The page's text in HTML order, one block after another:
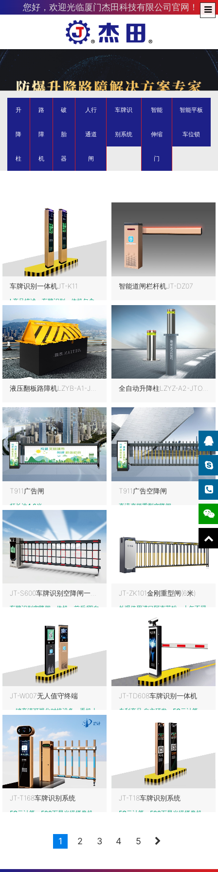
您好，欢迎光临厦门杰田科技有限公司官网！
升
降
柱
路
障
机
破
胎
器
人行
通道
闸
车牌识
别系统
智能
伸缩
门
智能平板
车位锁
车牌识别一体机JT-K11
l 产品描述：车牌识别一体机包含
万高清车牌识别一体机、LED-
V12-12-N /内置1
智能道闸栏杆机JT-DZ07
T911广告闸
杆长达4.6米
T911广告空降闸
直流变频重型空降闸
车牌识别空降闸一体机、前后/双向
JT-ZK101金刚重型闸(6米)
外观使用进口阿克苏粉，十年不褪
JT-W007无人值守终端
一键高清可视化对接设备、手机上
进行支持双向视频对接、模块化部
件，维护简单
JT-TD608车牌识别一体机
专利产品 自主研发、5G云计算、
18.5寸LCD液晶广告屏、500万星
JT-T168车牌识别系统
5G云计算、500万星光级摄像机、
网、18.5寸LCD液晶广告屏、LED
JT-T18车牌识别系统
5G云计算、500万星光级摄像机、
1 2 3 4 5